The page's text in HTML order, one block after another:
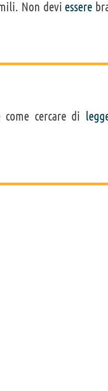
Non devi essere
cercare di